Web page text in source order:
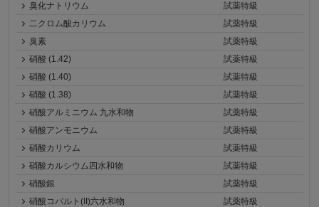
臭化ナトリウム
試薬特級
二クロム酸カリウム
試薬特級
臭素
試薬特級
硝酸 (1.42)
試薬特級
硝酸 (1.40)
試薬特級
硝酸 (1.38)
試薬特級
硝酸アルミニウム 九水和物
試薬特級
硝酸アンモニウム
試薬特級
硝酸カリウム
試薬特級
硝酸カルシウム四水和物
試薬特級
硝酸銀
試薬特級
硝酸コバルト(II)六水和物
試薬特級